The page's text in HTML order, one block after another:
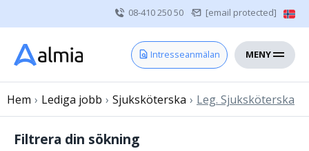
08-410 250 50 [email protected]
Intresseanmälan MENY
Hem
Vårdgivare
Om oss
Kontakt
Hem › Lediga jobb › Sjuksköterska › Leg. Sjuksköterska
Filtrera din sökning